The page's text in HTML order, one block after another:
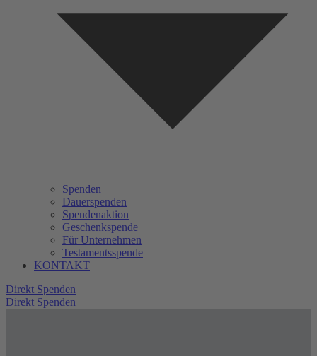
Spenden
Dauerspenden
Spendenaktion
Geschenkspende
Für Unternehmen
Testamentsspende
KONTAKT
Direkt Spenden
Direkt Spenden